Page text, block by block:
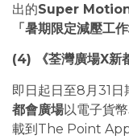
出的Super
「暑期限定減壓工作
(4) 《荃灣廣場X新
即日起日至8月31
都會廣場以電子貨
載到The Point App